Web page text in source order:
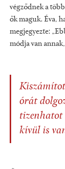
végződnek a
ők maguk. Éva,
megjegyezte:
módja van
órát
kívül is